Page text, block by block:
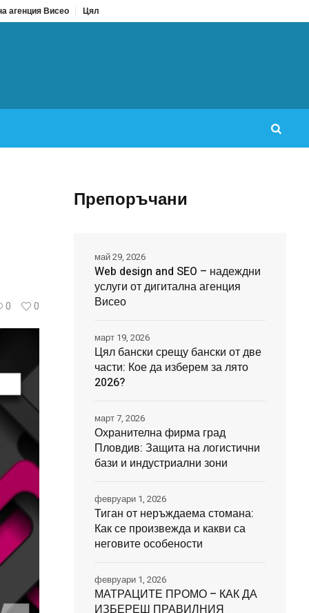
Цял бански срещу бански от две части: Кое да изберем за лято 2026?
0 0
Препоръчани
Web design and SEO – надеждни
услуги от дигитална агенция
Висео
май 29, 2026
Цял бански срещу бански от две
части: Кое да изберем за лято
2026?
март 19, 2026
Охранителна фирма град
Пловдив: Защита на логистични
бази и индустриални зони
март 7, 2026
Тиган от неръждаема стомана:
Как се произвежда и какви са
неговите особености
февруари 1, 2026
МАТРАЦИТЕ ПРОМО – КАК ДА
ИЗБЕРЕШ ПРАВИЛНИЯ
февруари 1, 2026